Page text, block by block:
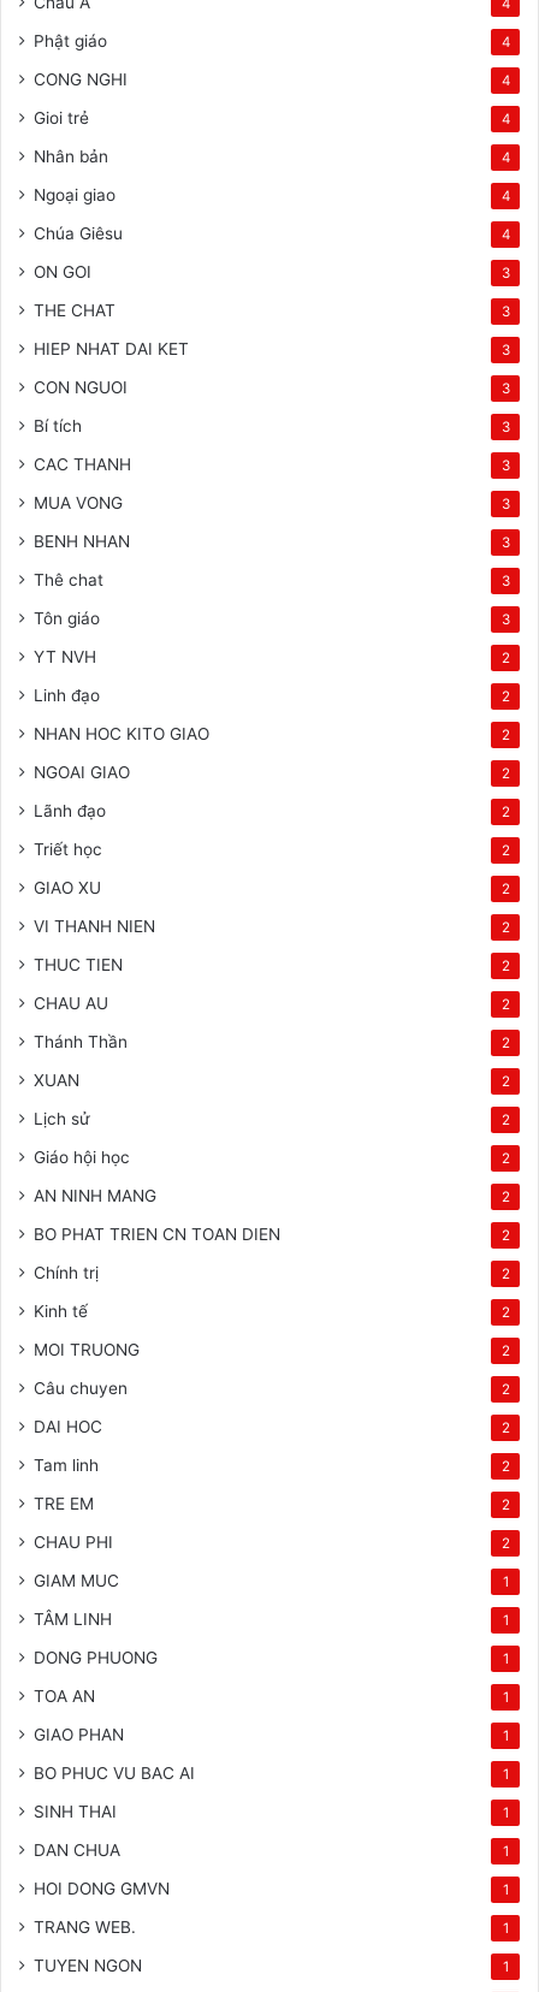
Phật giáo 4
CONG NGHI 4
Gioi trẻ 4
Nhân bản 4
Ngoại giao 4
Chúa Giêsu 4
ON GOI 3
THE CHAT 3
HIEP NHAT DAI KET 3
CON NGUOI 3
Bí tích 3
CAC THANH 3
MUA VONG 3
BENH NHAN 3
Thê chat 3
Tôn giáo 3
YT NVH 2
Linh đạo 2
NHAN HOC KITO GIAO 2
NGOAI GIAO 2
Lãnh đạo 2
Triết học 2
GIAO XU 2
VI THANH NIEN 2
THUC TIEN 2
CHAU AU 2
Thánh Thần 2
XUAN 2
Lịch sử 2
Giáo hội học 2
AN NINH MANG 2
BO PHAT TRIEN CN TOAN DIEN 2
Chính trị 2
Kinh tế 2
MOI TRUONG 2
Câu chuyen 2
DAI HOC 2
Tam linh 2
TRE EM 2
CHAU PHI 2
GIAM MUC 1
TÂM LINH 1
DONG PHUONG 1
TOA AN 1
GIAO PHAN 1
BO PHUC VU BAC AI 1
SINH THAI 1
DAN CHUA 1
HOI DONG GMVN 1
TRANG WEB. 1
TUYEN NGON 1